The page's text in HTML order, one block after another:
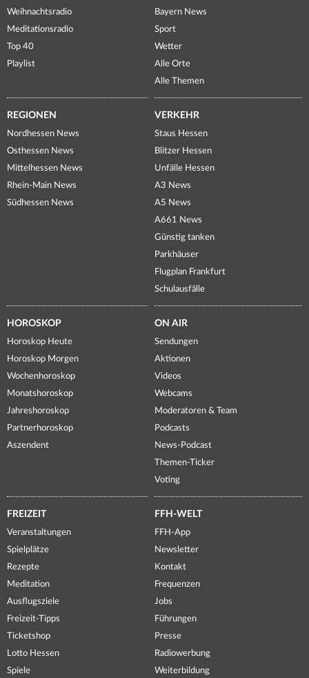
Weihnachtsradio
Meditationsradio
Top 40
Playlist
Bayern News
Sport
Wetter
Alle Orte
Alle Themen
REGIONEN
Nordhessen News
Osthessen News
Mittelhessen News
Rhein-Main News
Südhessen News
VERKEHR
Staus Hessen
Blitzer Hessen
Unfälle Hessen
A3 News
A5 News
A661 News
Günstig tanken
Parkhäuser
Flugplan Frankfurt
Schulausfälle
HOROSKOP
Horoskop Heute
Horoskop Morgen
Wochenhoroskop
Monatshoroskop
Jahreshoroskop
Partnerhoroskop
Aszendent
ON AIR
Sendungen
Aktionen
Videos
Webcams
Moderatoren & Team
Podcasts
News-Podcast
Themen-Ticker
Voting
FREIZEIT
Veranstaltungen
Spielplätze
Rezepte
Meditation
Ausflugsziele
Freizeit-Tipps
Ticketshop
Lotto Hessen
Spiele
FFH-WELT
FFH-App
Newsletter
Kontakt
Frequenzen
Jobs
Führungen
Presse
Radiowerbung
Weiterbildung